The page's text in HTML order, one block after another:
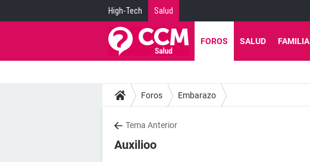
High-Tech Salud
FOROS SALUD FAMILIA
Foros Embarazo
Tema Anterior
Auxilioo